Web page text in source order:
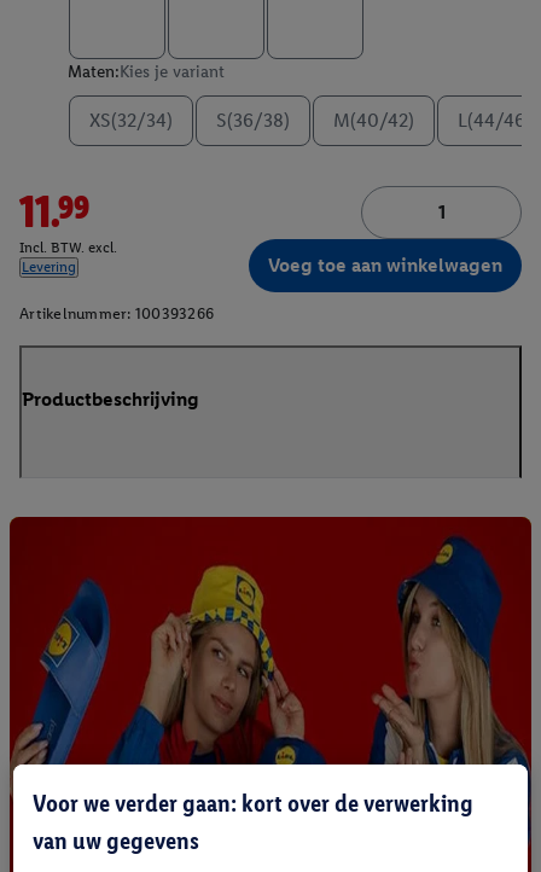
Maten:Kies je variant
XS(32/34) S(36/38) M(40/42) L(44/46)
11.99
Incl. BTW. excl.
Levering
Voeg toe aan winkelwagen
Artikelnummer: 100393266
Productbeschrijving
Voor we verder gaan: kort over de verwerking
van uw gegevens